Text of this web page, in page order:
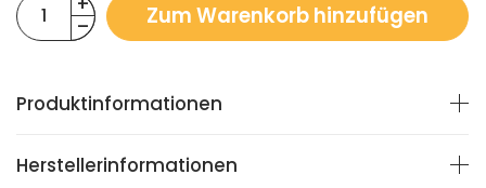
Zum Warenkorb hinzufügen
Produktinformationen
Herstellerinformationen